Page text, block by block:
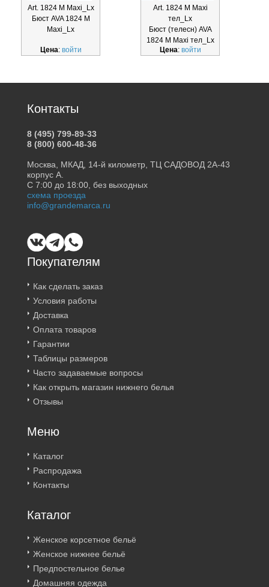
Art. 1824 M Maxi_Lx
Бюст AVA 1824 M
Maxi_Lx
Цена: войти
Art. 1824 M Maxi
тел_Lx
Бюст (телесн) AVA
1824 M Maxi тел_Lx
Цена: войти
Покупателям
Как сделать заказ
Условия работы
Доставка
Оплата товаров
Гарантии
Таблицы размеров
Часто задаваемые вопросы
Как открыть магазин нижнего белья
Отзывы
Меню
Каталог
Распродажа
Контакты
Каталог
Женское корсетное бельё
Женское нижнее бельё
Предпостельное белье
Домашняя одежда
Контакты
8 (495) 799-89-33
8 (800) 600-48-36
Москва, МКАД, 14-й километр, ТЦ САДОВОД 2А-43
корпус А.
С 7:00 до 18:00, без выходных
схема проезда
info@grandemarca.ru